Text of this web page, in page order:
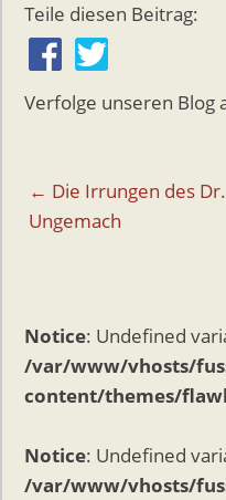
Teile diesen Beitrag:
Verfolge unseren Blog
← Die Irrungen des Dr.
Ungemach
Notice: Undefined
/var/www/vhosts/
content/themes/
Notice: Undefined
/var/www/vhosts/